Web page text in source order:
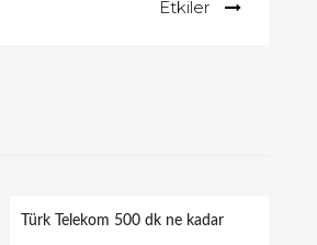
Etkiler
Türk Telekom 500 dk ne kadar